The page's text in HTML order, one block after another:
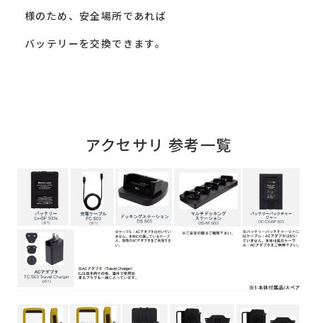
様のため、安全場所であれば
バッテリーを交換できます。
アクセサリ 参考一覧